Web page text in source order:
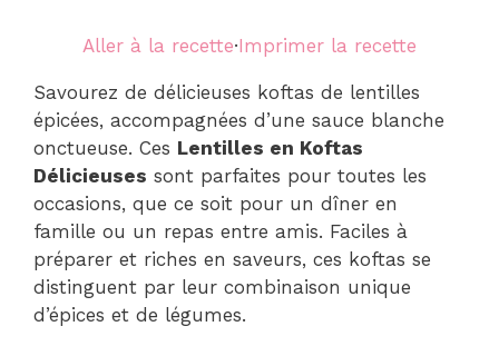
Aller à la recette·Imprimer la recette
Savourez de délicieuses koftas de lentilles
épicées, accompagnées d’une sauce blanche
onctueuse. Ces Lentilles en Koftas
Délicieuses sont parfaites pour toutes les
occasions, que ce soit pour un dîner en
famille ou un repas entre amis. Faciles à
préparer et riches en saveurs, ces koftas se
distinguent par leur combinaison unique
d’épices et de légumes.